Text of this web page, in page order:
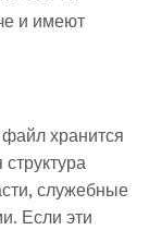
и имеют
хранится
служебные
Если эти